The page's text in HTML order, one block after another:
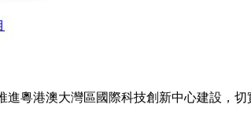
粵港澳大灣區國際科技創新中心建設，